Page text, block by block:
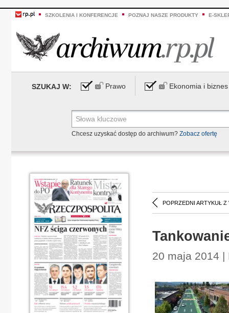
SZKOLENIA I KONFERENCJE POZNAJ NASZE PRODUKTY E-
SZUKAJ W: Prawo Ekonomia i biznes
Chcesz uzyskać dostęp do archiwum? Zobacz ofertę
POPRZEDNI ARTYKUŁ Z
20 maja 2014 |